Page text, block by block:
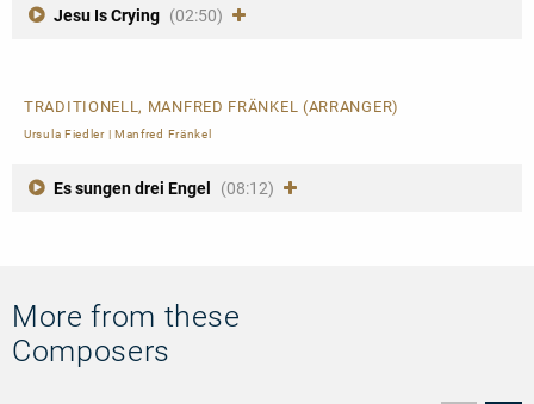
Jesu Is Crying (02:50)
TRADITIONELL, MANFRED FRÄNKEL (ARRANGER)
Ursula Fiedler| Manfred Fränkel
Es sungen drei Engel (08:12)
More from these
Composers